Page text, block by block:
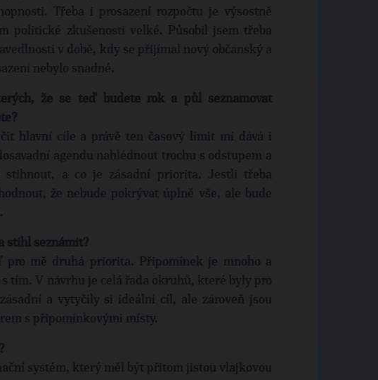
Třeba i prosazení rozpočtu je výsostně
politické zkušenosti velké. Působil jsem třeba
v době, kdy se přijímal nový občanský a
nebylo snadné.
že se teď budete rok a půl seznamovat
hlavní cíle a právě ten časový limit mi dává i
agendu nahlédnout trochu s odstupem a
a co je zásadní priorita. Jestli třeba
že nebude pokrývat úplně vše, ale bude
stihl seznámit?
pro mě druhá priorita. Připomínek je mnoho a
tím. V návrhu je celá řada okruhů, které byly pro
a vytyčily si ideální cíl, ale zároveň jsou
s připomínkovými místy.
systém, který měl být přitom jistou vlajkovou